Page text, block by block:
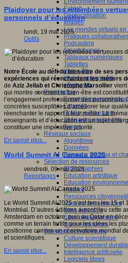
Environnement
Fablab
Géolocalisation
Images
Les mondes virtuels en
Pratiques
Podcasting
Smartphones
Tableaux numériques
Tablettes
Web radio
Webdocumentaire
eTwinning
Prospective
Ecosystème numérique
Espaces
Politique éducative
Scénarios prospectifs
Temps
Réseaux sociaux
Algorithme
Données
Réseaux sociaux et
Sélection de ressources
Bibliographies
Education artistique
Education
Histoire
Ressources citoyenneté
Ressources sciences
Sites éducatifs
Sites pédagogiques
Sites ressources
Sciences et techniques
Culture scientifique
Développement
Intelligence artificielle
Logiciels libres
Plaidoyer pour les retombées
personnels d’éducation
lundi, 19 mai 2025
Outils
Notre École au défi du bien-être de ses
expériences qui réenchantent les métiers
de Aziz Jellab et Christophe Marsollier
qui montre comment le bien-être est
l’engagement professionnel des
concrètes susceptibles d’améliorer leur
réenchanter le rapport à leur métier. La
enseignants et d’éducation est un sujet
constituer une impérative priorité.
En savoir plus...
World Summit AI Canada 2025
vendredi, 09 mai 2025
Reportages
Le World Summit AI 2025 s’est tenu les 15
Montréal. D’autres éditions auront lieu cette
Amsterdam en octobre, puis au Qatar en
comme un terrain fertile pour les idées les
positionne comme un observatoire mondial
et scientifiques.
En savoir plus...